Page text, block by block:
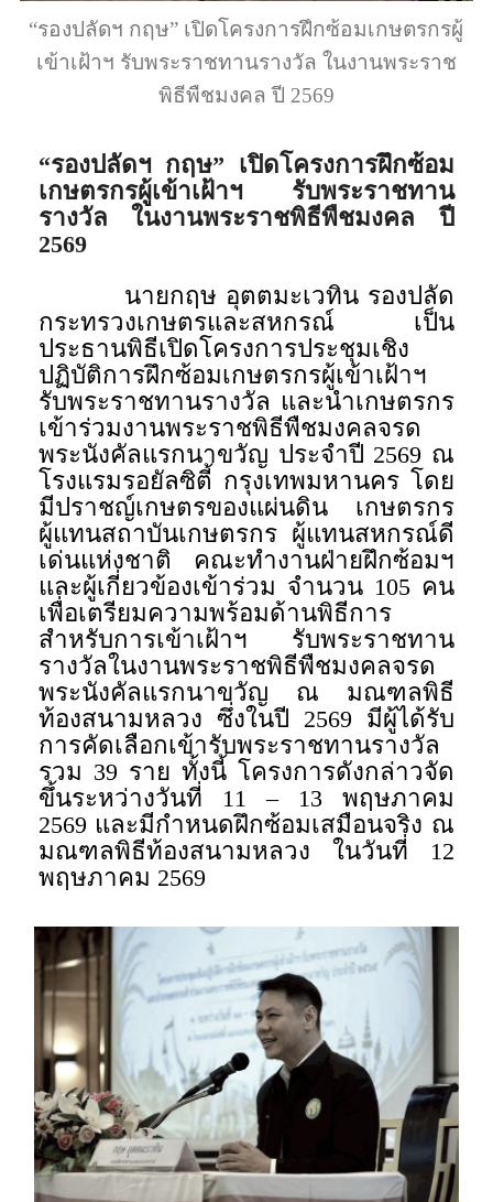
“รองปลัดฯ กฤษ” เปิดโครงการฝึกซ้อมเกษตรกรผู้
เข้าเฝ้าฯ รับพระราชทานรางวัล ในงานพระราช
พิธีพืชมงคล ปี 2569
“รองปลัดฯ กฤษ” เปิดโครงการฝึกซ้อม
เกษตรกรผู้เข้าเฝ้าฯ รับพระราชทาน
รางวัล ในงานพระราชพิธีพืชมงคล ปี
2569
นายกฤษ อุตตมะเวทิน รองปลัด
กระทรวงเกษตรและสหกรณ์ เป็น
ประธานพิธีเปิดโครงการประชุมเชิง
ปฏิบัติการฝึกซ้อมเกษตรกรผู้เข้าเฝ้าฯ
รับพระราชทานรางวัล และนำเกษตรกร
เข้าร่วมงานพระราชพิธีพืชมงคลจรด
พระนังคัลแรกนาขวัญ ประจำปี 2569 ณ
โรงแรมรอยัลซิตี้ กรุงเทพมหานคร โดย
มีปราชญ์เกษตรของแผ่นดิน เกษตรกร
ผู้แทนสถาบันเกษตรกร ผู้แทนสหกรณ์ดี
เด่นแห่งชาติ คณะทำงานฝ่ายฝึกซ้อมฯ
และผู้เกี่ยวข้องเข้าร่วม จำนวน 105 คน
เพื่อเตรียมความพร้อมด้านพิธีการ
สำหรับการเข้าเฝ้าฯ รับพระราชทาน
รางวัลในงานพระราชพิธีพืชมงคลจรด
พระนังคัลแรกนาขวัญ ณ มณฑลพิธี
ท้องสนามหลวง ซึ่งในปี 2569 มีผู้ได้รับ
การคัดเลือกเข้ารับพระราชทานรางวัล
รวม 39 ราย ทั้งนี้ โครงการดังกล่าวจัด
ขึ้นระหว่างวันที่ 11 – 13 พฤษภาคม
2569 และมีกำหนดฝึกซ้อมเสมือนจริง ณ
มณฑลพิธีท้องสนามหลวง ในวันที่ 12
พฤษภาคม 2569